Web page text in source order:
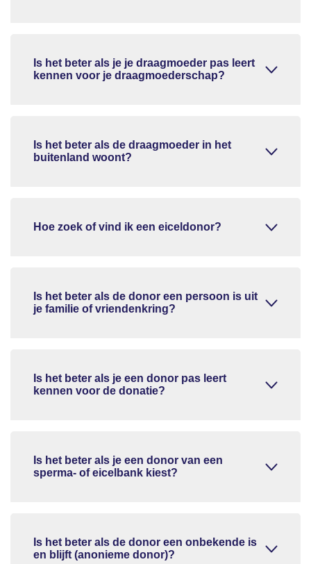
Is het beter als je je draagmoeder pas leert
kennen voor je draagmoederschap?
Is het beter als de draagmoeder in het
buitenland woont?
Hoe zoek of vind ik een eiceldonor?
Is het beter als de donor een persoon is uit
je familie of vriendenkring?
Is het beter als je een donor pas leert
kennen voor de donatie?
Is het beter als je een donor van een
sperma- of eicelbank kiest?
Is het beter als de donor een onbekende is
en blijft (anonieme donor)?